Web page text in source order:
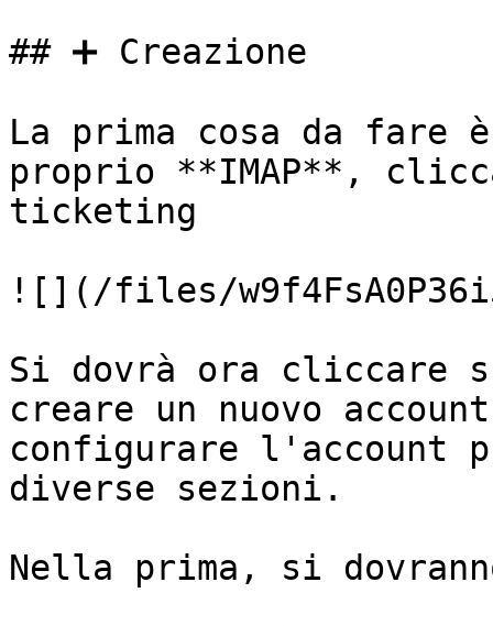
## ➕ Creazione
La prima cosa da fare
proprio **IMAP**,
ticketing
![](/files/
Si dovrà ora cliccare
creare un nuovo
configurare l'account
diverse sezioni.
Nella prima, si